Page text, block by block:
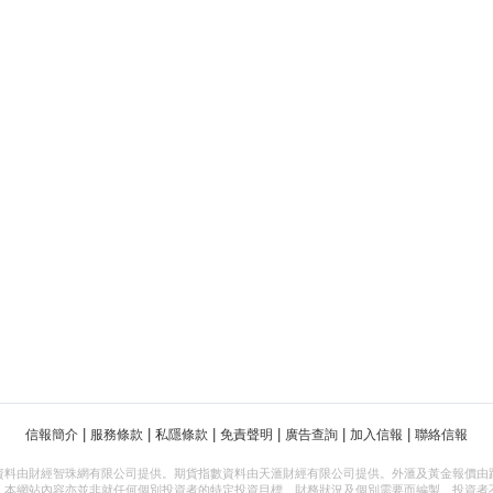
信報簡介 服務條款 私隱條款 免責聲明 廣告查詢 加入信報 聯絡信報
料由財經智珠網有限公司提供。期貨指數資料由天滙財經有限公司提供。外滙及黃金報價由
網站內容亦並非就任何個別投資者的特定投資目標、財務狀況及個別需要而編製。投資